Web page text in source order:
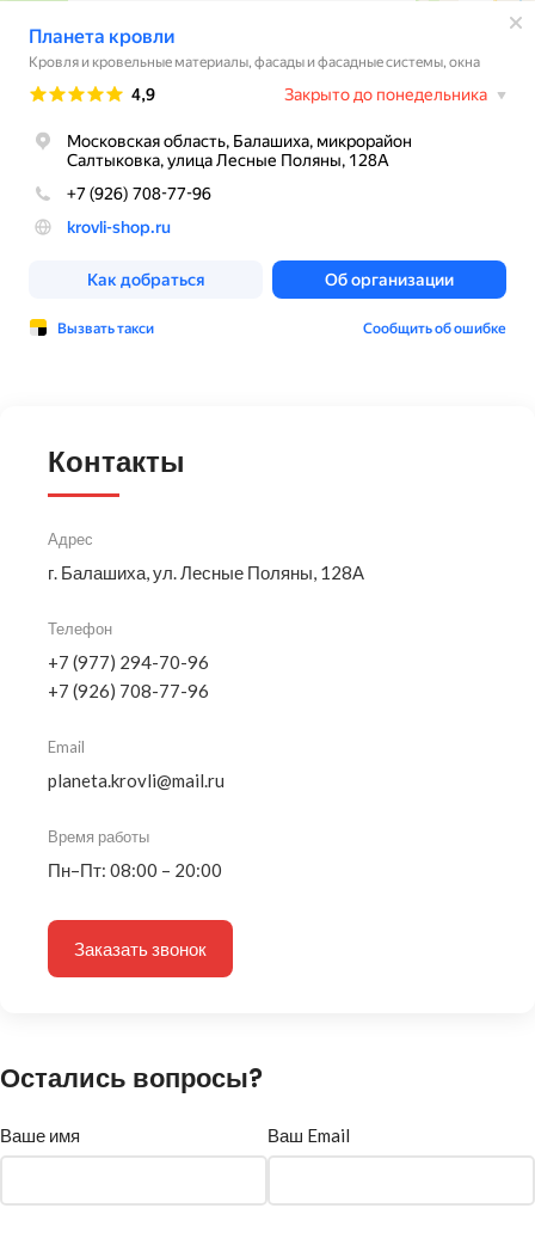
Контакты
Адрес
г. Балашиха, ул. Лесные Поляны, 128А
Телефон
+7 (977) 294-70-96
+7 (926) 708-77-96
Email
planeta.krovli@mail.ru
Время работы
Пн–Пт: 08:00 – 20:00
Заказать звонок
Остались вопросы?
Ваше имя Ваш Email